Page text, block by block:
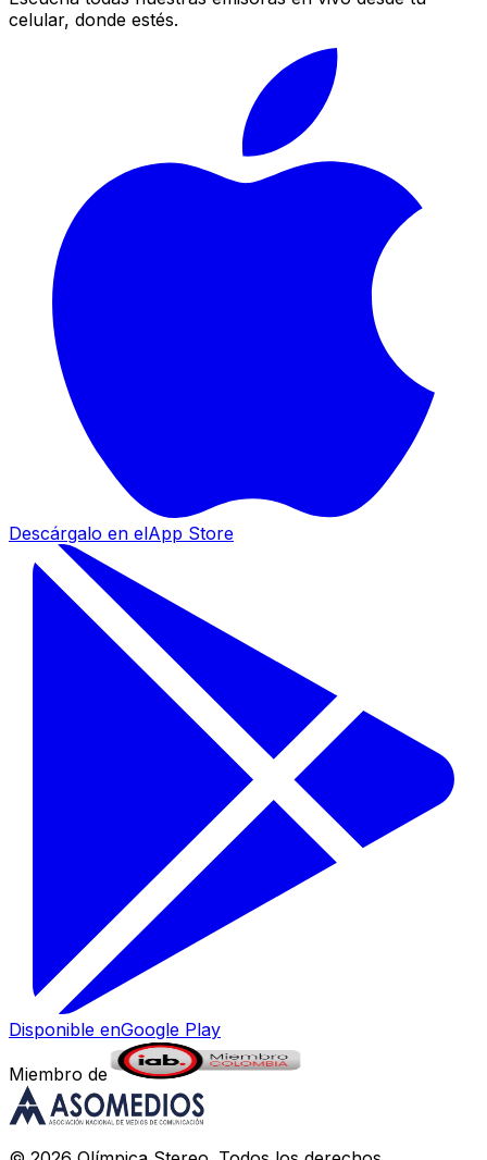
celular, donde estés.
Descárgalo en elApp Store
Disponible enGoogle Play
Miembro de